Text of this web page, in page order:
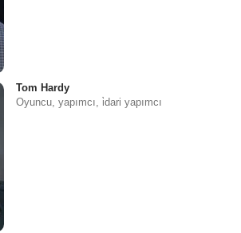
Tom Hardy
Oyuncu, yapımcı, i̇dari yapımcı